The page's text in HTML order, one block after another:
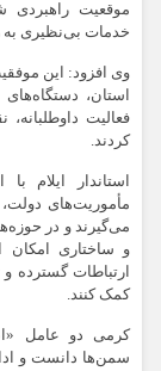
موقعیت راهبردی
خدمات بی‌نظیری به
وی افزود: این
استان،
فعالیت
کردند.
استاندار ایلام
مأموریت‌های
می‌گیرند و در
و ساختاری امکان
ارتباطات
کمک کنند.
کرمی دو عامل
سمن‌ها دانست و